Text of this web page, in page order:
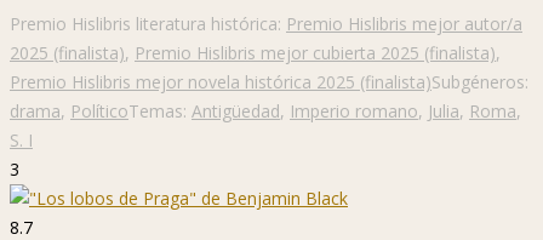
Premio Hislibris literatura histórica: Premio Hislibris mejor autor/a
2025 (finalista), Premio Hislibris mejor cubierta 2025 (finalista),
Premio Hislibris mejor novela histórica 2025 (finalista)Subgéneros:
drama, PolíticoTemas: Antigüedad, Imperio romano, Julia, Roma,
S. I
3
8.7